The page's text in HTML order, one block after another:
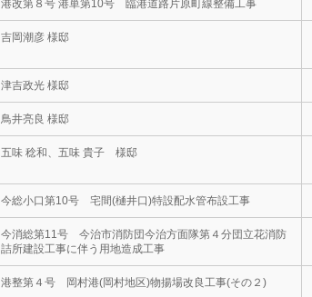
港改第８号 港単第10号 臨港道路片原町線整備工事
吉岡潮彦 様邸
津吉政光 様邸
鳥井亮良 様邸
五味 稔和、五味 貴子 様邸
今総小口第10号 宅間(樋井口)特設配水管布設工事
今消総第11号 今治市消防団今治方面隊第４分団立花消防
詰所建設工事に伴う用地造成工事
港整第４号 岡村港(岡村地区)物揚場改良工事(その２)